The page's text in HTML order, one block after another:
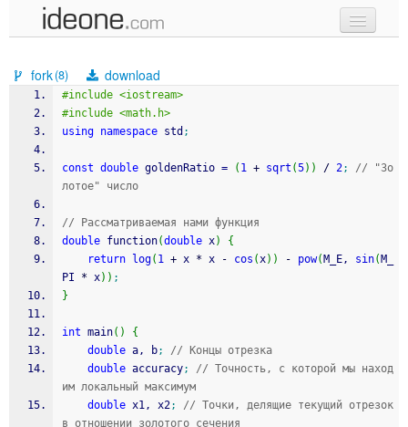
samples
recent codes
sign in
fork(8) download
#include <iostream>
#include <math.h>
using namespace std ;
const double goldenRatio = ( 1 + sqrt (5) ) / 2;
// "Зо
лотое" число
// Рассматриваемая нами функция
double function(double x)
{
return
log( 1 + x * x - cos (x) ) - pow( M_E, sin( M_
PI * x) ) ;
}
int main( )
{
double a, b;
// Концы отрезка
double accuracy;
// Точность, с которой мы наход
им локальный максимум
double x1, x2;
// Точки, делящие текущий отрезок
в отношении золотого сечения